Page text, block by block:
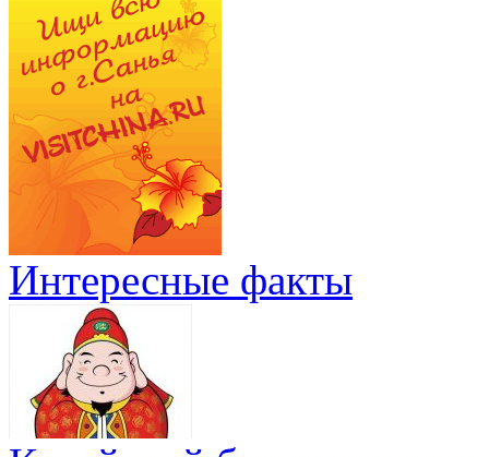
Интересные факты